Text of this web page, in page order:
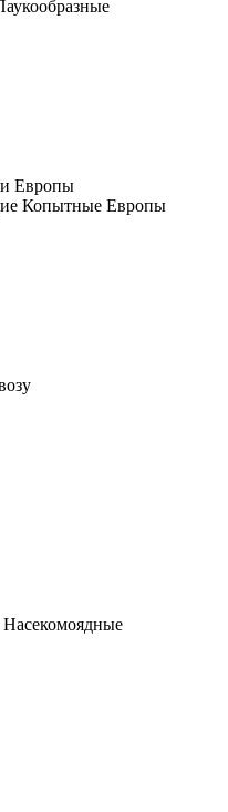
Европы
Копытные Европы